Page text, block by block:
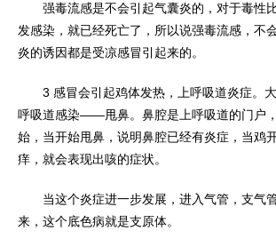
强毒流感是不会引起气囊炎的，对于毒性
发感染，就已经死亡了，所以说强毒流感，不
炎的诱因都是受凉感冒引起来的。
3 感冒会引起鸡体发热，上呼吸道炎症。大
呼吸道感染——甩鼻。鼻腔是上呼吸道的门户
始，当开始甩鼻，说明鼻腔已经有炎症，当鸡
痒，就会表现出咳的症状。
当这个炎症进一步发展，进入气管，支气
来，这个底色病就是支原体。